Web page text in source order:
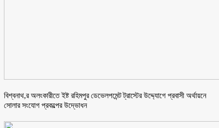
বিশ্বনাথ,র অলংকারীতে ইষ্ট রহিমপুর ডেভেলপমেন্ট ট্রাস্টের উদ্দ্যোগে প্রবাসী অর্থায়নে
সোলার সংযোগ প্রকল্পের উদ্ভোধন